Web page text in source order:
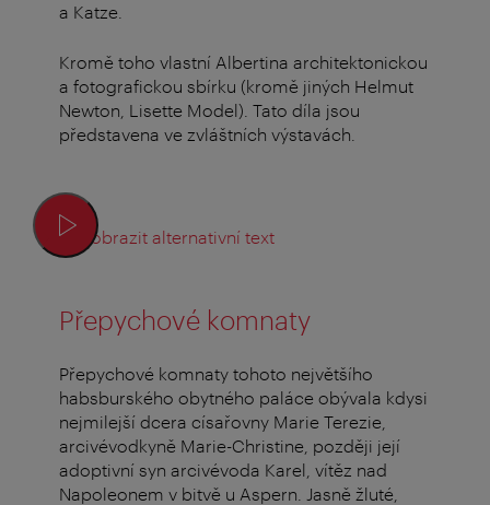
a Katze.
Kromě toho vlastní Albertina architektonickou
a fotografickou sbírku (kromě jiných Helmut
Newton, Lisette Model). Tato díla jsou
představena ve zvláštních výstavách.
Zobrazit alternativní text
Přepychové komnaty
Přepychové komnaty tohoto největšího
habsburského obytného paláce obývala kdysi
nejmilejší dcera císařovny Marie Terezie,
arcivévodkyně Marie-Christine, později její
adoptivní syn arcivévoda Karel, vítěz nad
Napoleonem v bitvě u Aspern. Jasně žluté,